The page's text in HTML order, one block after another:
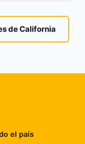
de California
el país